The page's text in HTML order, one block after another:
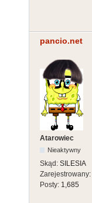
pancio.net
Atarowiec
Nieaktywny
Skąd: SILESIA
Zarejestrowany:
Posty: 1,685